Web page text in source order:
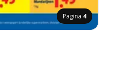
Pagina 4